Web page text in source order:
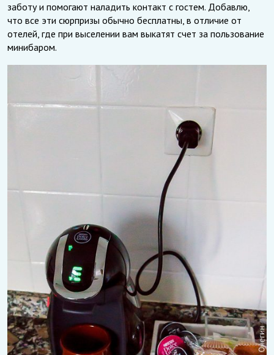
заботу и помогают наладить контакт с гостем. Добавлю,
что все эти сюрпризы обычно бесплатны, в отличие от
отелей, где при выселении вам выкатят счет за пользование
минибаром.